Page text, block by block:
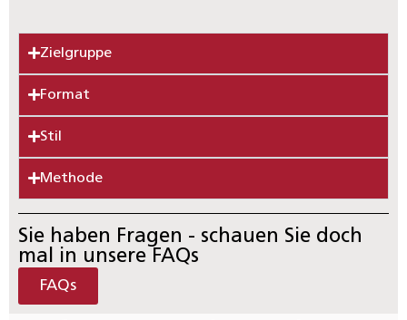
Zielgruppe
Format
Stil
Methode
Sie haben Fragen - schauen Sie doch
mal in unsere FAQs
FAQs